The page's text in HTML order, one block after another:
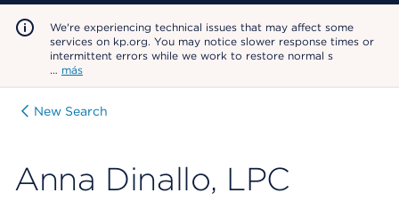
We're experiencing technical issues that may affect some
services on kp.org. You may notice slower response times or
intermittent errors while we work to restore normal s
… más
New Search
Anna Dinallo, LPC